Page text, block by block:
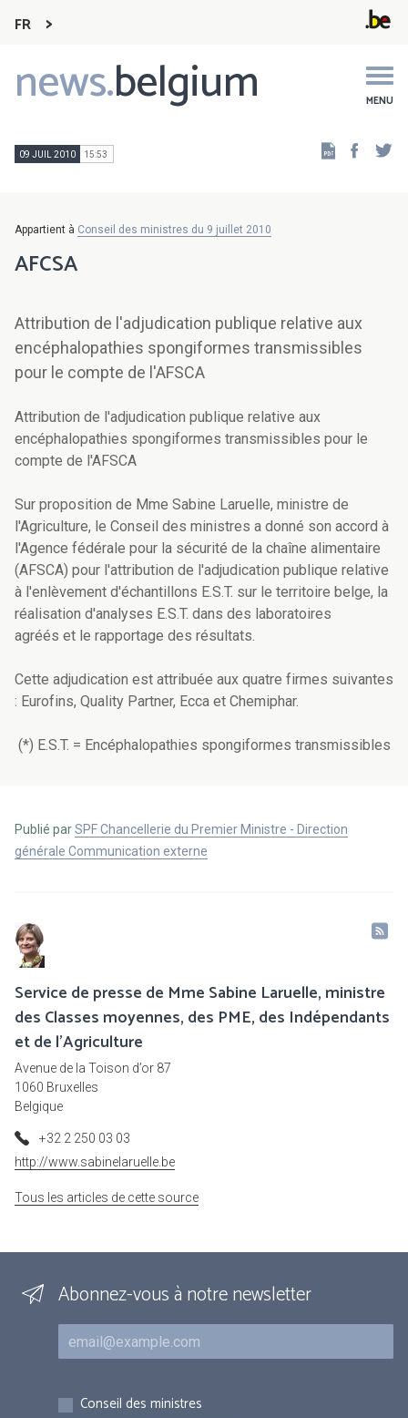
FR
news.belgium MENU
Main
navigation
09 JUIL 2010 15:53
Appartient à Conseil des ministres du 9 juillet 2010
AFCSA
Attribution de l'adjudication publique relative aux
encéphalopathies spongiformes transmissibles
pour le compte de l'AFSCA
Attribution de l'adjudication publique relative aux
encéphalopathies spongiformes transmissibles pour le
compte de l'AFSCA
Sur proposition de Mme Sabine Laruelle, ministre de
l'Agriculture, le Conseil des ministres a donné son accord à
l'Agence fédérale pour la sécurité de la chaîne alimentaire
(AFSCA) pour l'attribution de l'adjudication publique relative
à l'enlèvement d'échantillons E.S.T. sur le territoire belge, la
réalisation d'analyses E.S.T. dans des laboratoires
agréés et le rapportage des résultats.
Cette adjudication est attribuée aux quatre firmes suivantes
: Eurofins, Quality Partner, Ecca et Chemiphar.
(*) E.S.T. = Encéphalopathies spongiformes transmissibles
Publié parSPF Chancellerie du Premier Ministre - Direction
générale Communication externe
Service de presse de Mme Sabine Laruelle, ministre
des Classes moyennes, des PME, des Indépendants
et de l'Agriculture
Avenue de la Toison d’or 87
1060 Bruxelles
Belgique
+32 2 250 03 03
http://www.sabinelaruelle.be
Tous les articles de cette source
Abonnez-vous à notre newsletter
Courriel
Inscriptions
Conseil des ministres